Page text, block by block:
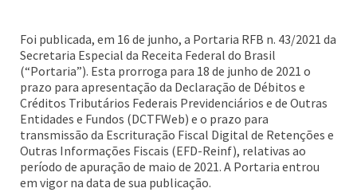
Foi publicada, em 16 de junho, a Portaria RFB n. 43/2021 da
Secretaria Especial da Receita Federal do Brasil
(“Portaria”). Esta prorroga para 18 de junho de 2021 o
prazo para apresentação da Declaração de Débitos e
Créditos Tributários Federais Previdenciários e de Outras
Entidades e Fundos (DCTFWeb) e o prazo para
transmissão da Escrituração Fiscal Digital de Retenções e
Outras Informações Fiscais (EFD-Reinf), relativas ao
período de apuração de maio de 2021. A Portaria entrou
em vigor na data de sua publicação.